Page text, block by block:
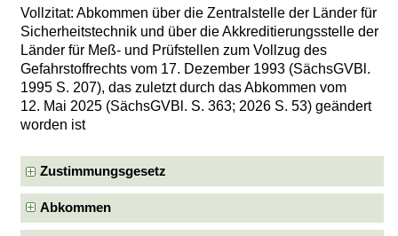
Vollzitat: Abkommen über die Zentralstelle der Länder für
Sicherheitstechnik und über die Akkreditierungsstelle der
Länder für Meß- und Prüfstellen zum Vollzug des
Gefahrstoffrechts vom 17. Dezember 1993 (SächsGVBl.
1995 S. 207), das zuletzt durch das Abkommen vom
12. Mai 2025 (SächsGVBl. S. 363; 2026 S. 53) geändert
worden ist
Zustimmungsgesetz
Abkommen